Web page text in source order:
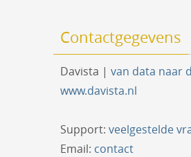
Contactgegevens
Davista | van data naar
www.davista.nl
Support: veelgestelde
Email: contact